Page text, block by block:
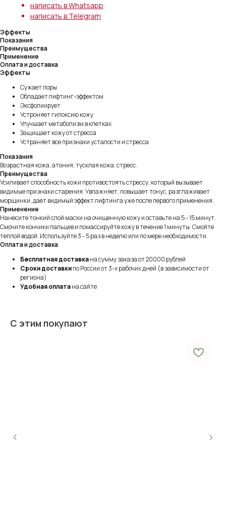
написать в Whatsapp
написать в Telegram
Эффекты
Показания
Преимущества
Применение
Оплата и доставка
Эффекты
Сужает поры
Обладает лифтинг-эффектом
Эксфолиирует
Устроняет гипоксию кожу
Улучшает метаболизм в клетках
Защищает кожу от стресса
Устраняет все признаки усталости и стресса
Показания
Возрастная кожа, атония, тусклая кожа, стресс.
Преимущества
Усиливает способность кожи противостоять стрессу, который вызывает
видимые признаки старения. Увлажняет, повышает тонус, разглаживает
морщинки, дает видимый эффект лифтинга уже после первого применения.
Применение
Нанесите тонкий слой маски на очищенную кожу и оставьте на 5 - 15 минут.
Смочите кончики пальцев и помассируйте кожу в течение 1 минуты. Смойте
теплой водой. Используйте 3 - 5 раз в неделю или по мере необходимости.
Оплата и доставка
Бесплатная доставкана сумму заказа от 20000 рублей
Сроки доставкипо России от 3-х рабочих дней (в зависимости от
региона)
Удобная оплатана сайте
С этим покупают